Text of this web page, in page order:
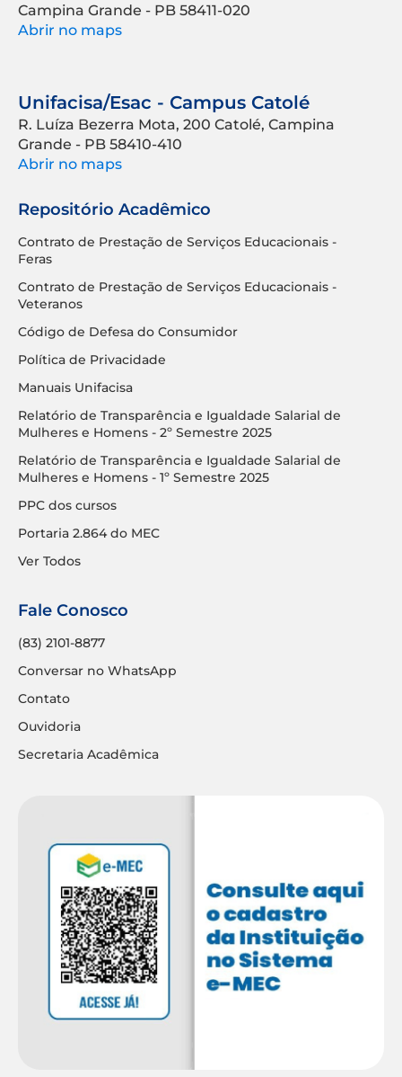
Campina Grande - PB 58411-020
Abrir no maps
Unifacisa/Esac - Campus Catolé
R. Luíza Bezerra Mota, 200 Catolé, Campina
Grande - PB 58410-410
Abrir no maps
Repositório Acadêmico
Contrato de Prestação de Serviços Educacionais -
Feras
Contrato de Prestação de Serviços Educacionais -
Veteranos
Código de Defesa do Consumidor
Política de Privacidade
Manuais Unifacisa
Relatório de Transparência e Igualdade Salarial de
Mulheres e Homens - 2º Semestre 2025
Relatório de Transparência e Igualdade Salarial de
Mulheres e Homens - 1º Semestre 2025
PPC dos cursos
Portaria 2.864 do MEC
Ver Todos
Fale Conosco
(83) 2101-8877
Conversar no WhatsApp
Contato
Ouvidoria
Secretaria Acadêmica